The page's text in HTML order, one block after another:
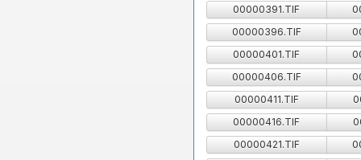
00000391.TIF
00000396.TIF
00000401.TIF
00000406.TIF
00000411.TIF
00000416.TIF
00000421.TIF